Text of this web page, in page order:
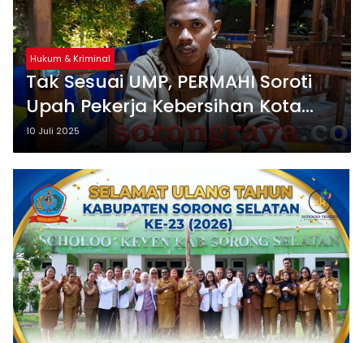
Hukum & Kriminal
Tak Sesuai UMP, PERMAHI Soroti
Upah Pekerja Kebersihan Kota
Sorong
10 Juli 2025